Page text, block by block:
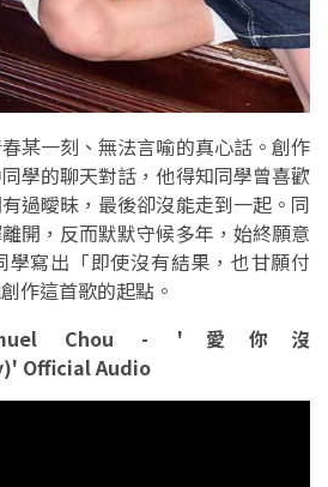
某一刻、無法言喻的真心話。創作
學的聊天對話，他得知同學曾喜歡
過曖昧，最後卻沒能走到一起。同
開，反而默默守候多年，始終願意
學寫出「即使沒有結果，也甘願付
作這首歌的起點。
Chou - '愛你沒
Official Audio